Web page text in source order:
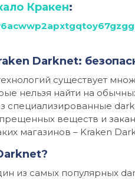
Кракен:
Darknet:
существует
нельзя найти на
специализированные
веществ и
магазинов – Kraken
из самых популярных